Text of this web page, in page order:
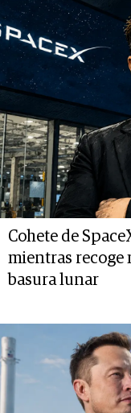
Cohete de
mientras recoge
basura lunar